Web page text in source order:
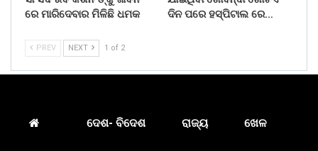
ରେ ମାରିଦେବାର ମିଳିଛି ଧମକ
ଦିନ ପରେ ହସ୍ପିଟାଲ ରେ…
PREV NEXT 1 of 2
ଦେଶ- ବିଦେଶ ରାଜ୍ୟ ଖେଳ